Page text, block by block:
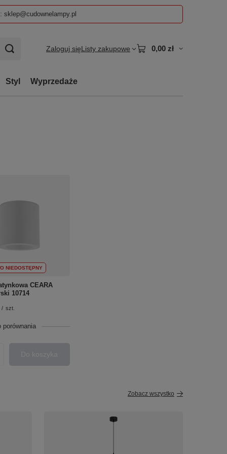
sklep@cudownelampy.pl
Zaloguj sięListy zakupowe 0,00 zł
Styl Wyprzedaże
NIEDOSTĘPNY
CEARA
10714
/ szt.
porównania
Do koszyka
Zobacz wszystko